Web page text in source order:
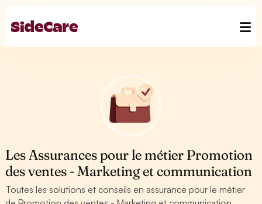
Les Assurances pour le métier Promotion
des ventes - Marketing et communication
Toutes les solutions et conseils en assurance pour le métier